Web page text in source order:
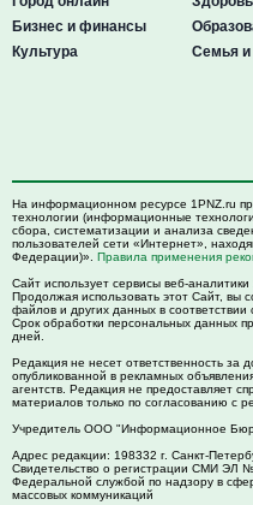
Бизнес и финансы
Культура
Семья и
На информационном ресурсе 1PNZ.ru
технологии (информационные
сбора, систематизации и анализа
пользователей сети «Интернет»,
Федерации)». Правила применения
Сайт использует сервисы веб-аналитики
Продолжая использовать этот Сайт, вы
файлов и других данных в
Срок обработки персональных данных
дней.
Редакция не несет ответственность за
опубликованной в рекламных
агентств. Редакция не предоставляет
материалов только по согласованию с
Учредитель ООО "Информационное
Адрес редакции: 198332 г. Санкт-
Свидетельство о регистрации СМИ ЭЛ
Федеральной службой по надзору в
массовых коммуникаций